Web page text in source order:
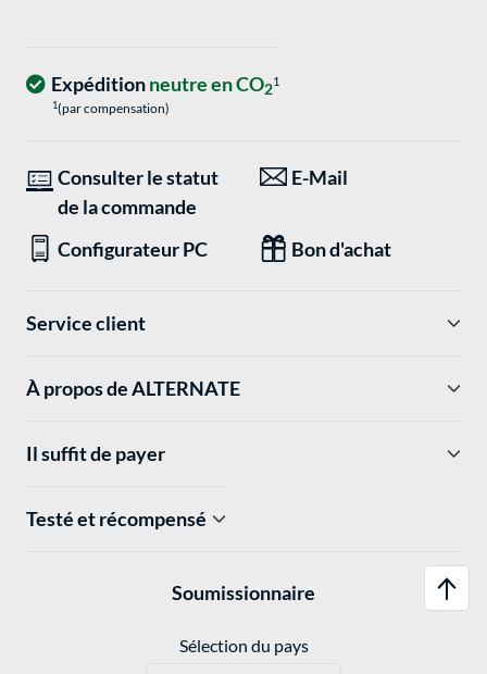
Expéditionneutre en CO21
1(par compensation)
Consulter le statut
de la commande
E-Mail
Configurateur PC Bon d'achat
Service client
À propos de ALTERNATE
Il suffit de payer
Testé et récompensé
Soumissionnaire
Sélection du pays